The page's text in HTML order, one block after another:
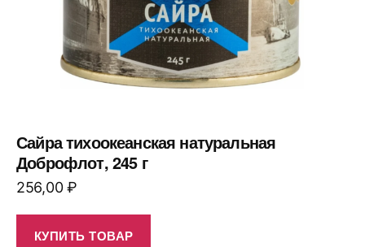
Сайра тихоокеанская натуральная
Доброфлот, 245 г
256,00₽
КУПИТЬ ТОВАР